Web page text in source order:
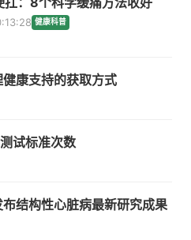
健康科普
康支持的获取方式
试标准次数
结构性心脏病最新研究成果